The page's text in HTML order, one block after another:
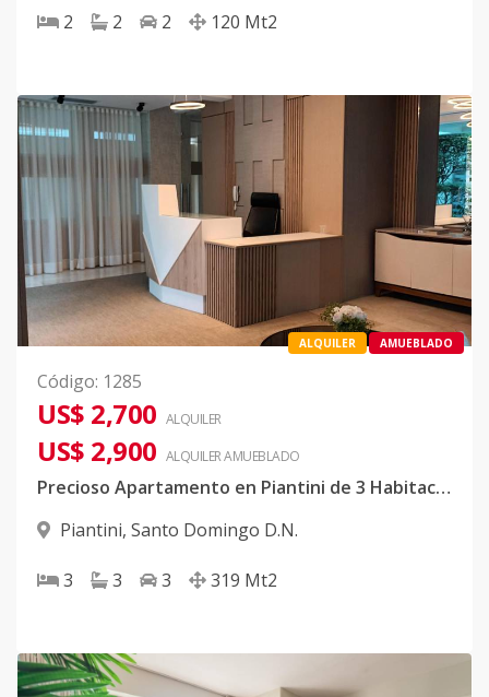
2 2 2 120 Mt2
ALQUILER AMUEBLADO
Código: 1285
US$ 2,700 ALQUILER
US$ 2,900 ALQUILERAMUEBLADO
Precioso Apartamento en Piantini de 3 Habitaciones en Alquiler
Piantini, Santo Domingo D.N.
3 3 3 319 Mt2